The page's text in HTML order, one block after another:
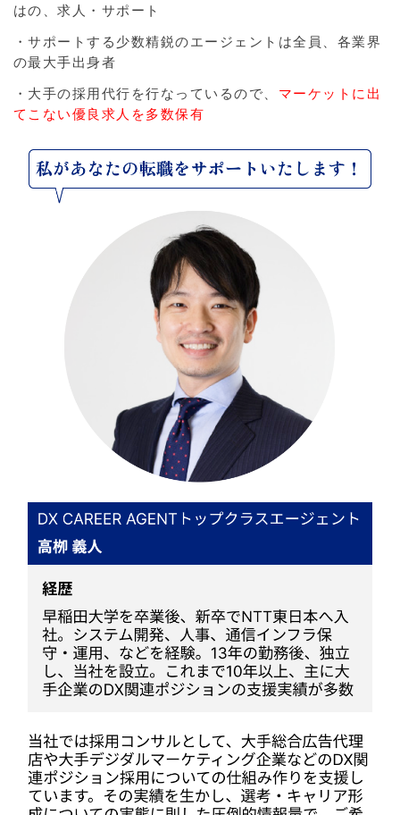
はの、求人・サポート
・サポートする少数精鋭のエージェントは全員、各業界
の最大手出身者
・大手の採用代行を行なっているので、 マーケットに出
てこない優良求人を多数保有